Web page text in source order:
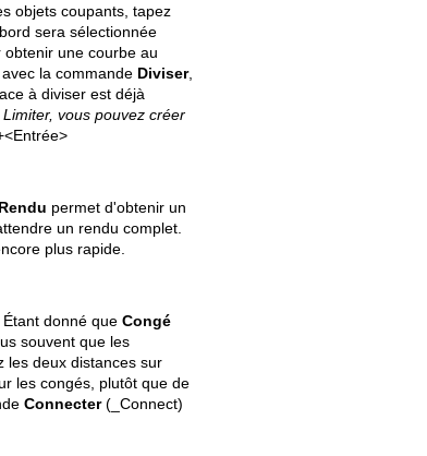
objets coupants, tapez
sera sélectionnée
obtenir une courbe au
la commande Diviser,
à diviser est déjà
vous pouvez créer
permet d'obtenir un
un rendu complet.
plus rapide.
donné que Congé
souvent que les
les deux distances sur
les congés, plutôt que de
Connecter(_Connect)